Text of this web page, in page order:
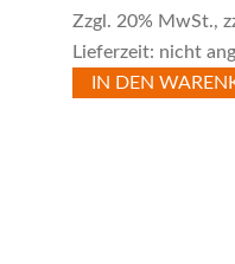
Zzgl. 20% MwSt.,
Lieferzeit: nicht
IN DEN